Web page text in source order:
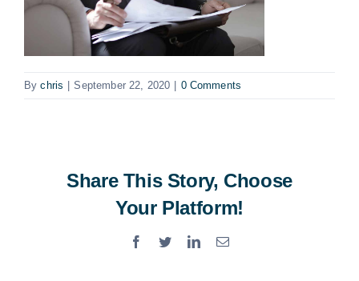
Bychris September 22, 2020 0 Comments
Share This Story, Choose
Your Platform!
Facebook
TwitterLinkedInEmail